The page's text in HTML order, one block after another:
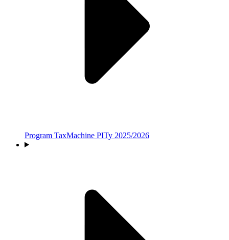
Program TaxMachine PITy 2025/2026